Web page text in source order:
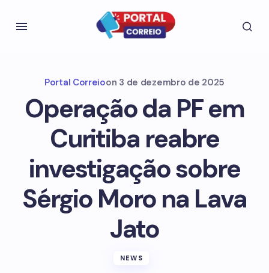
Portal Correioon 3 de dezembro de 2025
Operação da PF em
Curitiba reabre
investigação sobre
Sérgio Moro na Lava
Jato
NEWS